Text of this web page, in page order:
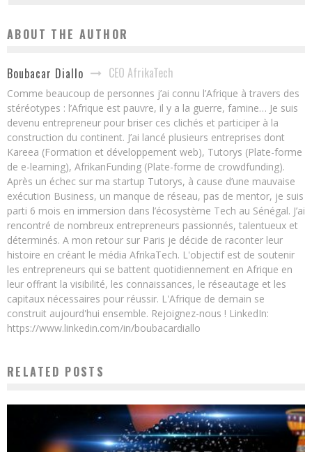
ABOUT THE AUTHOR
Boubacar Diallo CEO AfrikaTech
Comme beaucoup de personnes j’ai connu l’Afrique à travers des
stéréotypes : l’Afrique est pauvre, il y a la guerre, famine… Je suis
devenu entrepreneur pour briser ces clichés et participer à la
construction du continent. J’ai lancé plusieurs entreprises dont
Kareea (Formation et développement web), Tutorys (Plate-forme
de e-learning), AfrikanFunding (Plate-forme de crowdfunding).
Après un échec sur ma startup Tutorys, à cause d’une mauvaise
exécution Business, un manque de réseau, pas de mentor, je suis
parti 6 mois en immersion dans l’écosystème Tech au Sénégal. J’ai
rencontré de nombreux entrepreneurs passionnés, talentueux et
déterminés. A mon retour sur Paris je décide de raconter leur
histoire en créant le média AfrikaTech. L'objectif est de soutenir
les entrepreneurs qui se battent quotidiennement en Afrique en
leur offrant la visibilité, les connaissances, le réseautage et les
capitaux nécessaires pour réussir. L'Afrique de demain se
construit aujourd'hui ensemble. Rejoignez-nous ! LinkedIn:
https://www.linkedin.com/in/boubacardiallo
RELATED POSTS